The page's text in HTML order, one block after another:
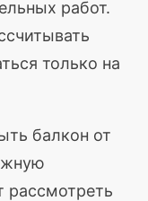
работ.
только на
балкон от
рассмотреть